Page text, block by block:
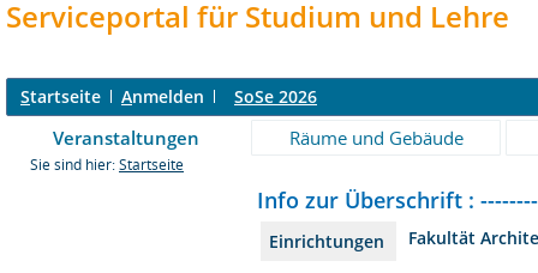
Serviceportal für Studium und Lehre
Startseite Anmelden SoSe 2026
Veranstaltungen Räume und Gebäude
Sie sind hier: Startseite
Info zur Überschrift :
Einrichtungen Fakultät